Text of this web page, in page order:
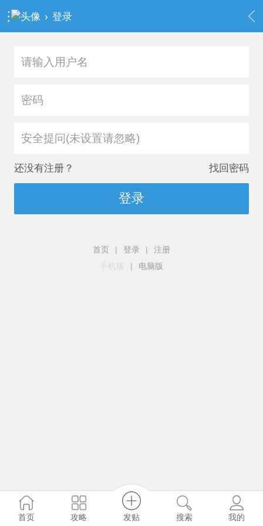
› 登录
安全提问(未设置请忽略)
还没有注册？ 找回密码
登录
首页 | 登录 |
注册
手机版
| 电脑版
首页 攻略 发贴 搜索 我的